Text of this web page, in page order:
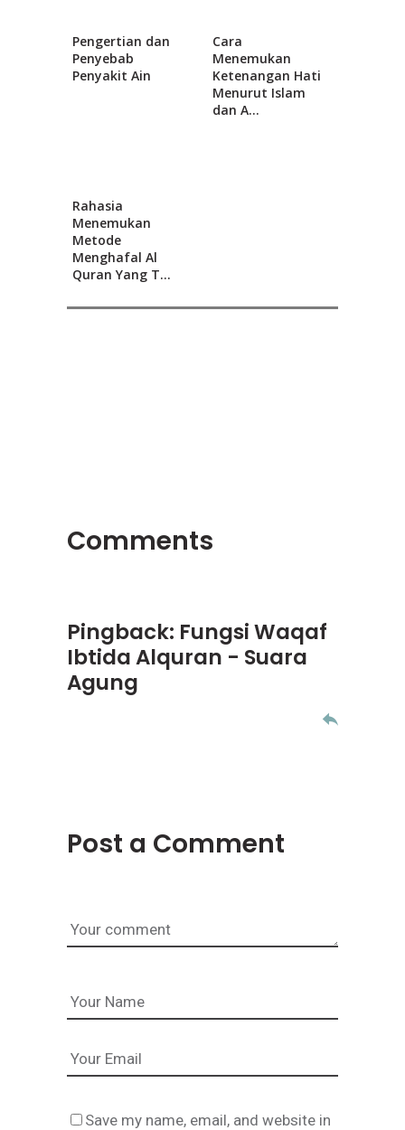
Pengertian dan
Penyebab
Penyakit Ain
Cara
Menemukan
Ketenangan Hati
Menurut Islam
dan A...
Rahasia
Menemukan
Metode
Menghafal Al
Quran Yang T...
Comments
Pingback: Fungsi Waqaf
Ibtida Alquran - Suara
Agung
Post a Comment
Save my name, email, and website in